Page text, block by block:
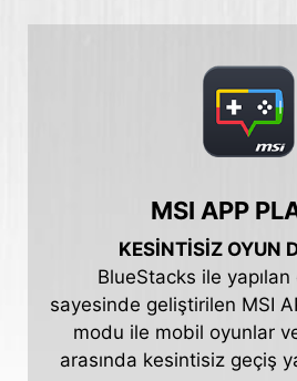
MSI APP
KESİNTİSİZ OYUN
BlueStacks ile
sayesinde geliştirilen MSI
modu ile mobil oyunlar
arasında kesintisiz geçiş